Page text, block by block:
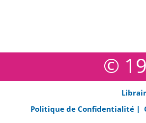
©
Politique de Confidentialité |